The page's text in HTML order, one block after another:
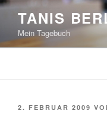
Zum
springen
TANIS
Mein Tagebuch
VERÖFFENTLICHT
2. FEBRUAR 2009